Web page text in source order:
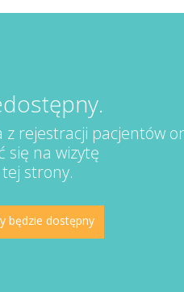
z rejestracji pacjentów
się na wizytę
strony.
będzie dostępny